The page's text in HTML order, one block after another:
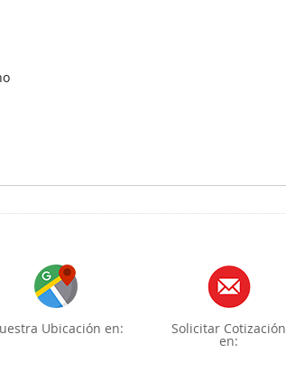
Ubicación en: Solicitar Cotización
en: